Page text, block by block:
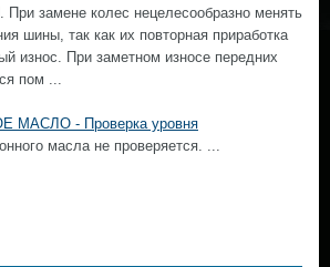
замене колес нецелесообразно менять
шины, так как их повторная приработка
износ. При заметном износе передних
пом ...
- Проверка уровня
масла не проверяется. ...